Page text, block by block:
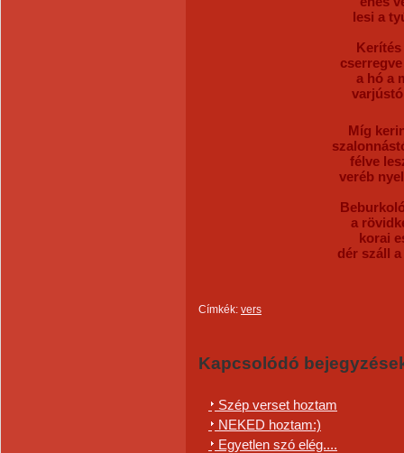
lesi a
Kerítés
a hó a
Míg
félve
veréb
a
korai
dér száll
Címkék: vers
Kapcsolódó
Szép verset hoztam
NEKED hoztam:)
Egyetlen szó elég....